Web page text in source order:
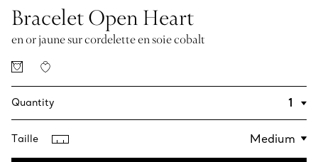
Bracelet Open‎ Heart
en or jaune sur cordelette en soie cobalt
Quantity
Taille